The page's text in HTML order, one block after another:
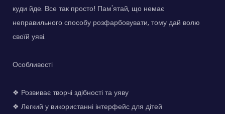
куди йде. Все так просто! Пам'ятай, що немає
неправильного способу розфарбовувати, тому дай волю
своїй уяві.
Особливості
❖ Розвиває творчі здібності та уяву
❖ Легкий у використанні інтерфейс для дітей